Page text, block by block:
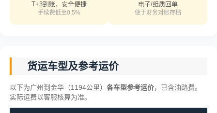
T+3到账，安全便捷
手续费低至0.5%
电子/纸质回单
便于财务对账存档
货运车型及参考运价
以下为广州到金华（1194公里） 各车型参考运价，已含油路费。
实际运费以客服核算为准。